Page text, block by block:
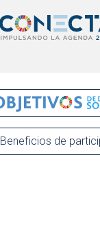
Beneficios de